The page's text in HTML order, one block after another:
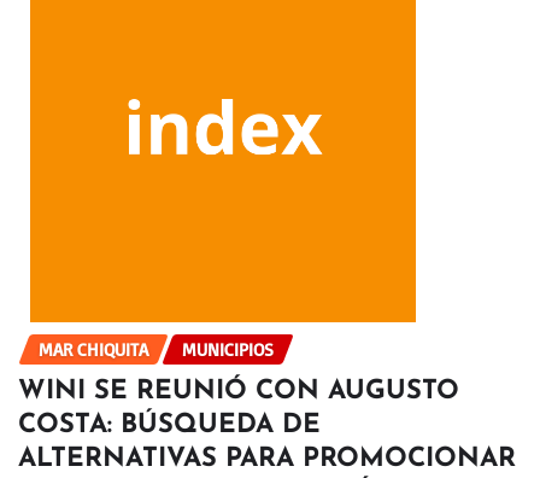
MAR CHIQUITA MUNICIPIOS
WINI SE REUNIÓ CON AUGUSTO
COSTA: BÚSQUEDA DE
ALTERNATIVAS PARA PROMOCIONAR